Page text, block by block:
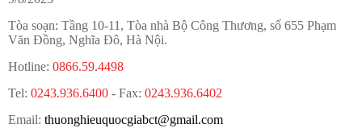
Tòa soạn: Tầng 10-11, Tòa nhà Bộ Công Thương, số 655 Phạm
Văn Đồng, Nghĩa Đô, Hà Nội.
Hotline: 0866.59.4498
Tel: 0243.936.6400 - Fax: 0243.936.6402
Email: thuonghieuquocgiabct@gmail.com